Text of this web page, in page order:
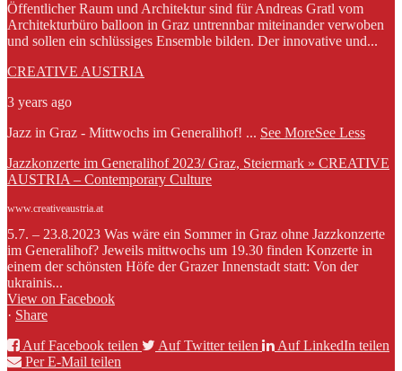
Öffentlicher Raum und Architektur sind für Andreas Gratl vom
Architekturbüro balloon in Graz untrennbar miteinander verwoben
und sollen ein schlüssiges Ensemble bilden. Der innovative und...
CREATIVE AUSTRIA
3 years ago
Jazz in Graz - Mittwochs im Generalihof! ... See MoreSee Less
Jazzkonzerte im Generalihof 2023/ Graz, Steiermark » CREATIVE
AUSTRIA – Contemporary Culture
www.creativeaustria.at
5.7. – 23.8.2023 Was wäre ein Sommer in Graz ohne Jazzkonzerte
im Generalihof? Jeweils mittwochs um 19.30 finden Konzerte in
einem der schönsten Höfe der Grazer Innenstadt statt: Von der
ukrainis...
View on Facebook
· Share
Auf Facebook teilen
Auf Twitter teilen
Auf LinkedIn teilen
Per E-Mail teilen